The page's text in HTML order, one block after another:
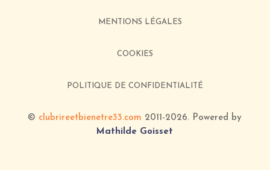
MENTIONS LÉGALES
COOKIES
POLITIQUE DE CONFIDENTIALITÉ
© clubrireetbienetre33.com 2011-2026. Powered by
Mathilde Goisset